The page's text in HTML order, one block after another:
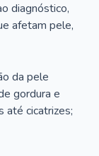
diagnóstico,
afetam pele,
da pele
gordura e
até cicatrizes;